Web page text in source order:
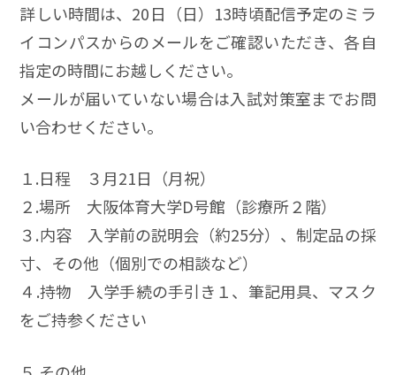
詳しい時間は、20日（日）13時頃配信予定のミラ
イコンパスからのメールをご確認いただき、各自
指定の時間にお越しください。
メールが届いていない場合は入試対策室までお問
い合わせください。
１.日程 ３月21日（月祝）
２.場所 大阪体育大学D号館（診療所２階）
３.内容 入学前の説明会（約25分）、制定品の採
寸、その他（個別での相談など）
４.持物 入学手続の手引き１、筆記用具、マスク
をご持参ください